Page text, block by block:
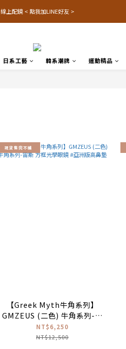
線上配鏡 < 點我加LINE好友 >
日系工藝 韓系潮牌 運動精品
現貨售完不補
【Greek Myth牛角系列】
GMZEUS (二色) 牛角系列-宙
斯 方框光學眼鏡 #亞洲版高鼻
墊
NT$6,250
NT$12,500